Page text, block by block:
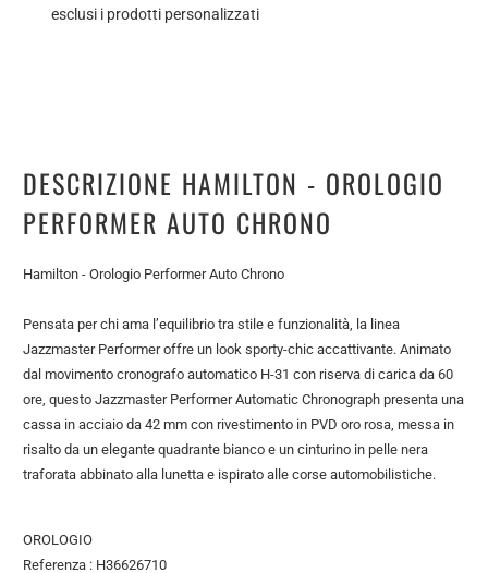
esclusi i prodotti personalizzati
DESCRIZIONE HAMILTON - OROLOGIO
PERFORMER AUTO CHRONO
Hamilton - Orologio Performer Auto Chrono
Pensata per chi ama l’equilibrio tra stile e funzionalità, la linea
Jazzmaster Performer offre un look sporty-chic accattivante. Animato
dal movimento cronografo automatico H-31 con riserva di carica da 60
ore, questo Jazzmaster Performer Automatic Chronograph presenta una
cassa in acciaio da 42 mm con rivestimento in PVD oro rosa, messa in
risalto da un elegante quadrante bianco e un cinturino in pelle nera
traforata abbinato alla lunetta e ispirato alle corse automobilistiche.
OROLOGIO
Referenza : H36626710